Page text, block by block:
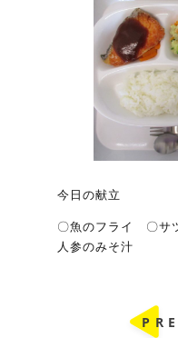
今日の献立
〇魚のフライ 〇サ
人参のみそ汁